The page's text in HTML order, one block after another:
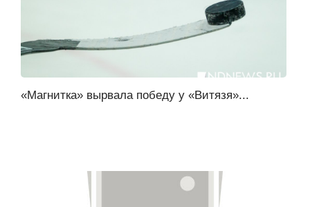
«Магнитка» вырвала победу у «Витязя»...